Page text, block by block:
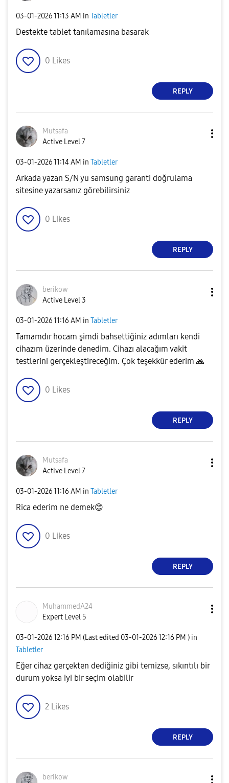
‎03-01-202611:13 AM in Tabletler
Destekte tablet tanılamasına basarak
0 Likes
REPLY
Mutsafa
Active Level 7
‎03-01-202611:14 AM in Tabletler
Arkada yazan S/N yu samsung garanti doğrulama
sitesine yazarsanız görebilirsiniz
0 Likes
REPLY
berikow
Active Level 3
‎03-01-202611:16 AM in Tabletler
Tamamdır hocam şimdi bahsettiğiniz adımları kendi
cihazım üzerinde denedim. Cihazı alacağım vakit
testlerini gerçekleştireceğim. Çok teşekkür ederim 🙏
0 Likes
REPLY
Mutsafa
Active Level 7
‎03-01-202611:16 AM in Tabletler
Rica ederim ne demek😊
0 Likes
REPLY
MuhammedA24
Expert Level 5
‎03-01-202612:16 PM (Last edited ‎03-01-202612:16 PM ) in
Tabletler
Eğer cihaz gerçekten dediğiniz gibi temizse, sıkıntılı bir
durum yoksa iyi bir seçim olabilir
2 Likes
REPLY
berikow